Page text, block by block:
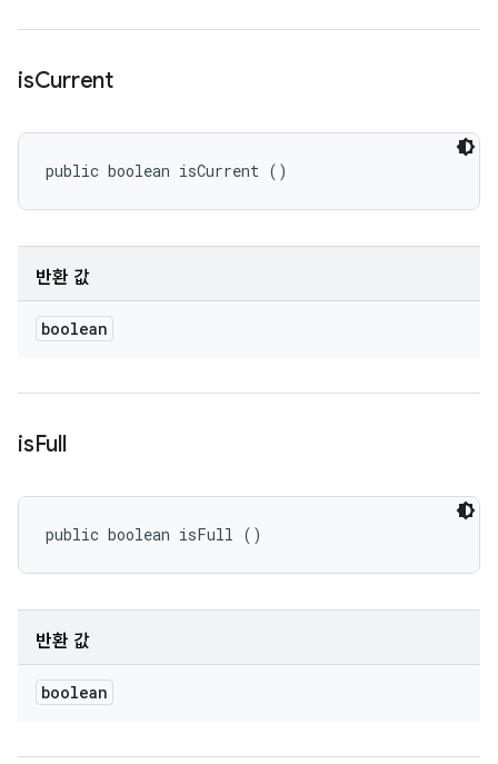
isCurrent
public boolean isCurrent ()
반환 값
boolean
isFull
public boolean isFull ()
반환 값
boolean